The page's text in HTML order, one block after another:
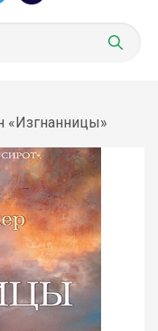
«Изгнанницы»